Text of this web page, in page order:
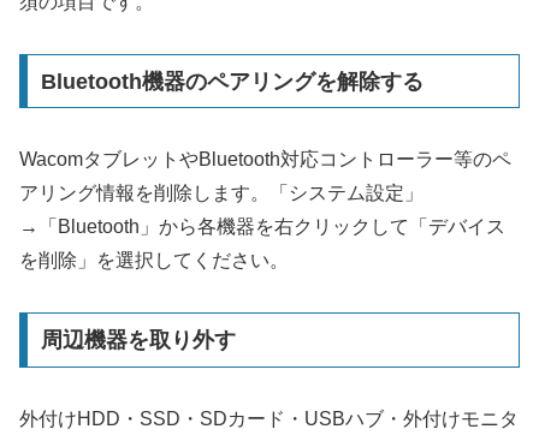
Bluetooth機器のペアリングを解除する
WacomタブレットやBluetooth対応コントローラー等のペ
アリング情報を削除します。「システム設定」
→「Bluetooth」から各機器を右クリックして「デバイス
を削除」を選択してください。
周辺機器を取り外す
外付けHDD・SSD・SDカード・USBハブ・外付けモニタ